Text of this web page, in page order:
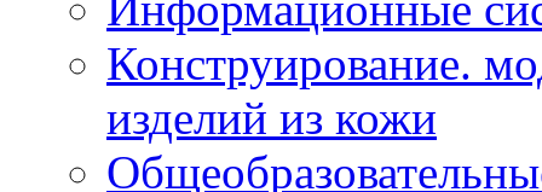
Конструирование.
изделий из кожи